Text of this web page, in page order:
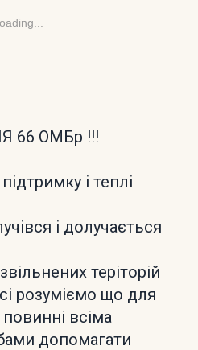
66 ОМБр !!!
і теплі
і долучається
теріторій
розуміємо що для
всіма
допомагати